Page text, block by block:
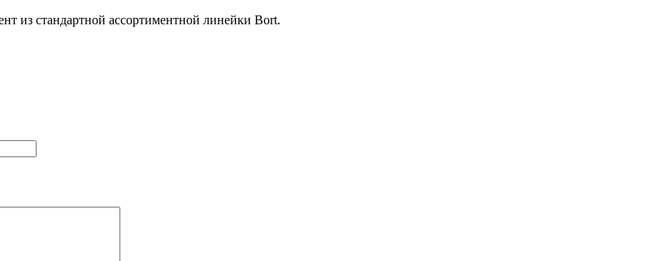
из стандартной ассортиментной линейки Bort.